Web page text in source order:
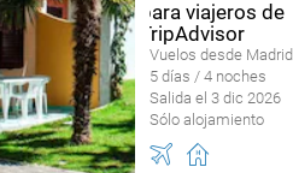
Vuelos desde Madrid
5 días / 4 noches
Salida el 3 dic 2026
Sólo alojamiento